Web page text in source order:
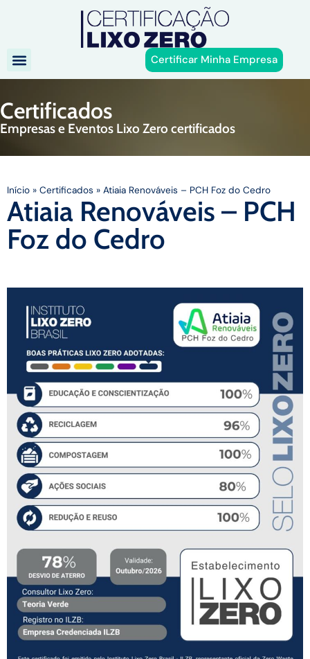
Certificar Minha Empresa
Certificados
Empresas e Eventos Lixo Zero certificados
Início » Certificados » Atiaia Renováveis – PCH Foz do Cedro
Atiaia Renováveis – PCH
Foz do Cedro